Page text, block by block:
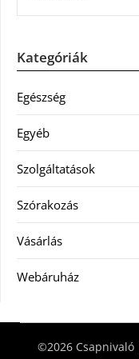
Kategóriák
Egészség
Egyéb
Szolgáltatások
Szórakozás
Vásárlás
Webáruház
©2026 Csapnivaló